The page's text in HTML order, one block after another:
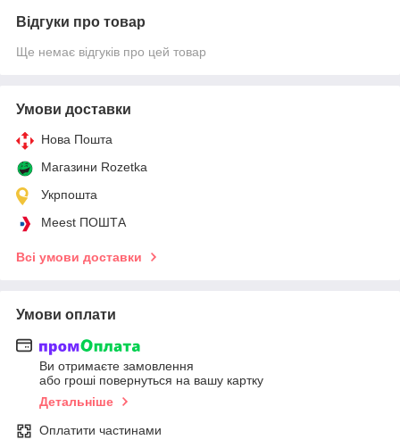
Відгуки про товар
Ще немає відгуків про цей товар
Умови доставки
Нова Пошта
Магазини Rozetka
Укрпошта
Meest ПОШТА
Всі умови доставки
Умови оплати
Ви отримаєте замовлення
або гроші повернуться на вашу картку
Детальніше
Оплатити частинами